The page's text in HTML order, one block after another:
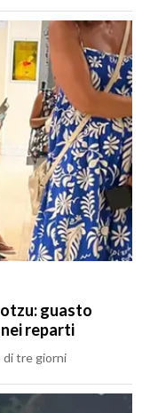
guasto
reparti
di tre giorni